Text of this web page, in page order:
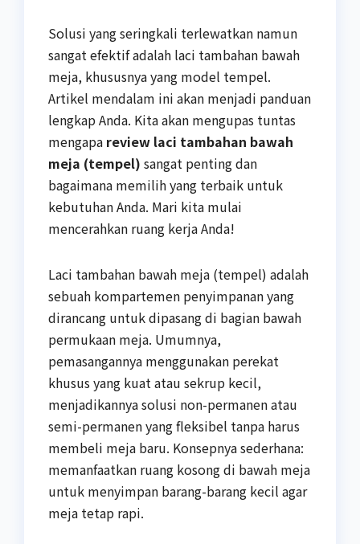
Solusi yang seringkali terlewatkan namun
sangat efektif adalah laci tambahan bawah
meja, khususnya yang model tempel.
Artikel mendalam ini akan menjadi panduan
lengkap Anda. Kita akan mengupas tuntas
mengapa review laci tambahan bawah
meja (tempel) sangat penting dan
bagaimana memilih yang terbaik untuk
kebutuhan Anda. Mari kita mulai
mencerahkan ruang kerja Anda!
Laci tambahan bawah meja (tempel) adalah
sebuah kompartemen penyimpanan yang
dirancang untuk dipasang di bagian bawah
permukaan meja. Umumnya,
pemasangannya menggunakan perekat
khusus yang kuat atau sekrup kecil,
menjadikannya solusi non-permanen atau
semi-permanen yang fleksibel tanpa harus
membeli meja baru. Konsepnya sederhana:
memanfaatkan ruang kosong di bawah meja
untuk menyimpan barang-barang kecil agar
meja tetap rapi.